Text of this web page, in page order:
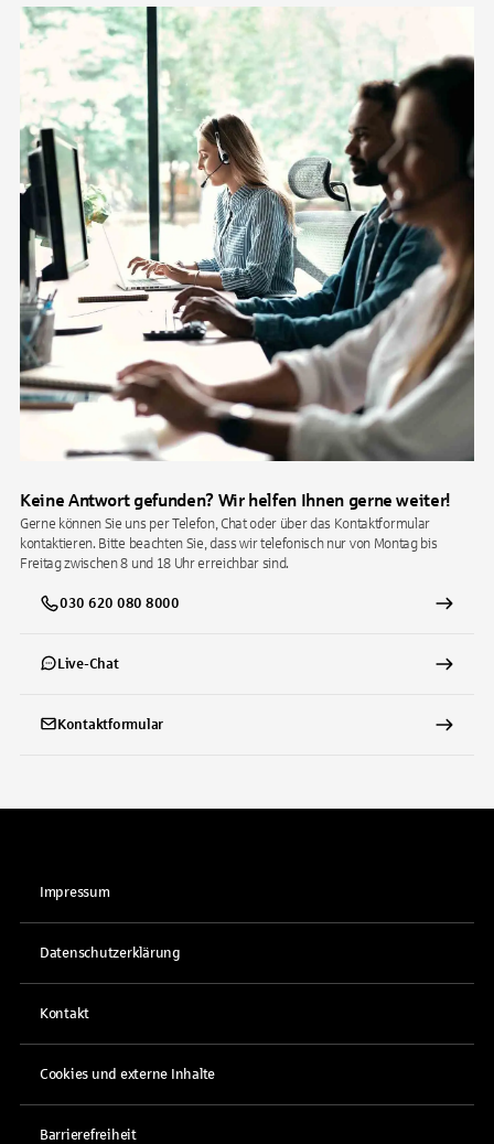
Keine Antwort gefunden? Wir helfen Ihnen gerne weiter!
Gerne können Sie uns per Telefon, Chat oder über das Kontaktformular
kontaktieren. Bitte beachten Sie, dass wir telefonisch nur von Montag bis
Freitag zwischen 8 und 18 Uhr erreichbar sind.
030 620 080 8000
Live-Chat
Kontaktformular
Impressum
Datenschutzerklärung
Kontakt
Cookies und externe Inhalte
Barrierefreiheit